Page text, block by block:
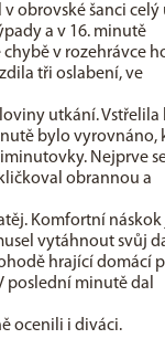
obrovské šanci celý
a v 16. minutě
v rozehrávce
tři oslabení, ve
utkání. Vstřelila
bylo vyrovnáno,
Nejprve
obrannou a
Komfortní náskok
vytáhnout svůj
hrající domácí
poslední minutě dal
ocenili i diváci.